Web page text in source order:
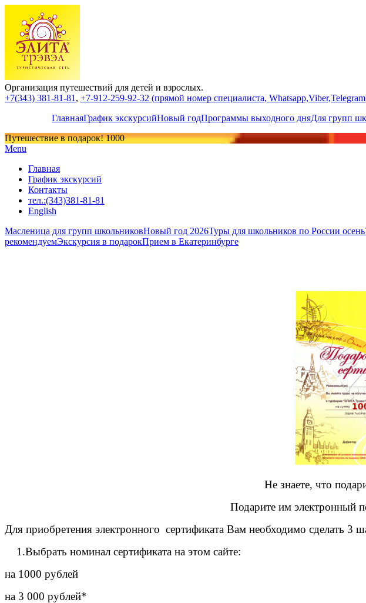
Организация путешествий для детей и взрослых.
+7(343) 381-81-81 , +7-912-259-92-32 (прямой номер специалиста,
ГлавнаяГрафик экскурсийНовый годПрограммы выходного дняДля групп
Путешествие в подарок! 1000
Menu
Главная
График экскурсий
Контакты
тел.:(343)381-81-81
English
Масленица для групп школьниковНовый год 2026Туры для школьников по России осень
рекомендуемЭкскурсия в подарокПрием в Екатеринбурге
Не знаете, что
Подарите им электронный
Для приобретения электронного сертификата Вам необходимо сделать 3
1.Выбрать номинал сертификата на этом сайте:
на 1000 рублей
на 3 000 рублей*